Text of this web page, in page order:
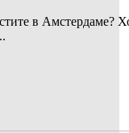
в Амстердаме?